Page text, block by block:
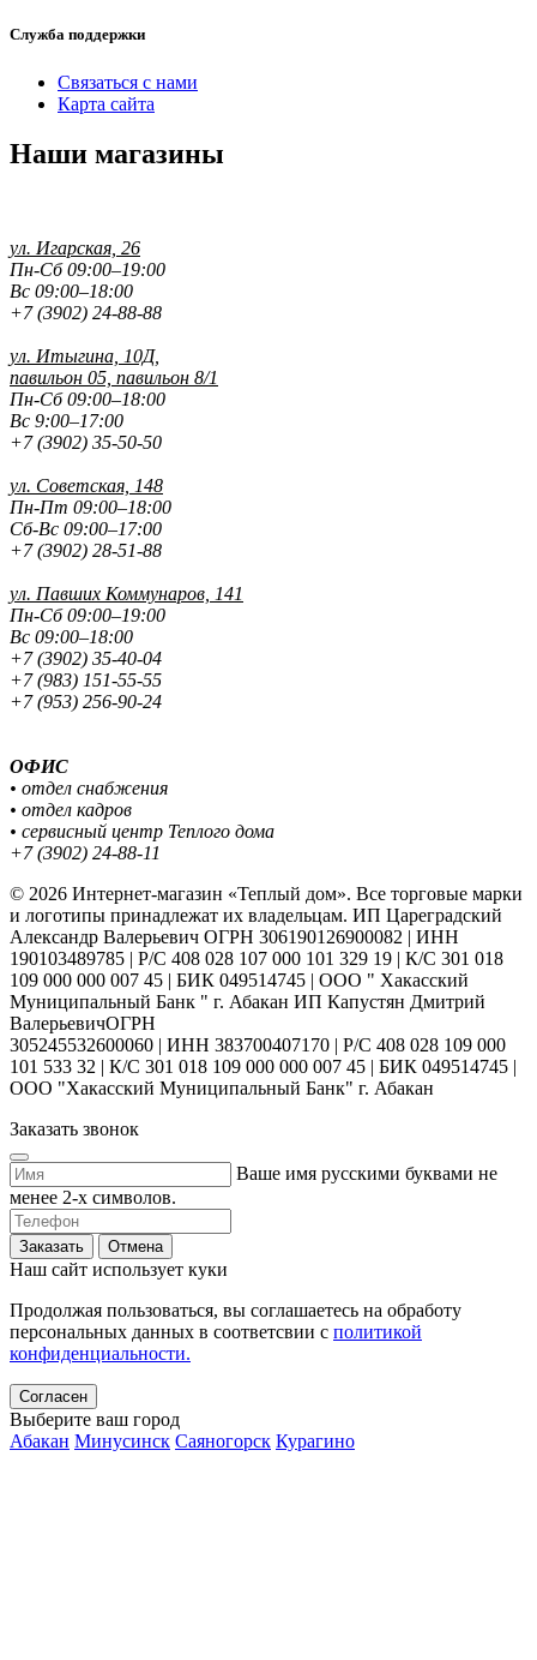
Служба поддержки
Связаться с нами
Карта сайта
Наши магазины
ул. Игарская, 26
Пн-Сб 09:00–19:00
Вс 09:00–18:00
+7 (3902) 24-88-88
ул. Итыгина, 10Д,
павильон 05, павильон 8/1
Пн-Сб 09:00–18:00
Вс 9:00–17:00
+7 (3902) 35-50-50
ул. Советская, 148
Пн-Пт 09:00–18:00
Сб-Вс 09:00–17:00
+7 (3902) 28-51-88
ул. Павших Коммунаров, 141
Пн-Сб 09:00–19:00
Вс 09:00–18:00
+7 (3902) 35-40-04
+7 (983) 151-55-55
+7 (953) 256-90-24
ОФИС
• отдел снабжения
• отдел кадров
• сервисный центр Теплого дома
+7 (3902) 24-88-11
© 2026 Интернет-магазин «Теплый дом». Все торговые марки
и логотипы принадлежат их владельцам. ИП Цареградский
Александр Валерьевич ОГРН 306190126900082 | ИНН
190103489785 | Р/С 408 028 107 000 101 329 19 | К/С 301 018
109 000 000 007 45 | БИК 049514745 | ООО " Хакасский
Муниципальный Банк " г. Абакан ИП Капустян Дмитрий
ВалерьевичОГРН
305245532600060 | ИНН 383700407170 | Р/С 408 028 109 000
101 533 32 | К/С 301 018 109 000 000 007 45 | БИК 049514745 |
ООО "Хакасский Муниципальный Банк" г. Абакан
Заказать звонок
Ваше имя русскими буквами не
менее 2-х символов.
Заказать Отмена
Наш сайт использует куки
Продолжая пользоваться, вы соглашаетесь на обработу
персональных данных в соответсвии с политикой
конфиденциальности.
Согласен
Выберите ваш город
Абакан Минусинск Саяногорск Курагино